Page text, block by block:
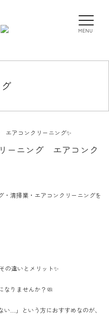
MENU
アコンクリーニング✨
ニング エアコンク
清掃業・エアコンクリーニングを
の違いとメリット✨
なりませんか？🧼
い…」という方におすすめなのが、